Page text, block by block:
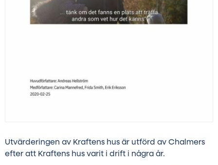
Utvärderingen av Kraftens hus är utförd av Chalmers
efter att Kraftens hus varit i drift i några år.